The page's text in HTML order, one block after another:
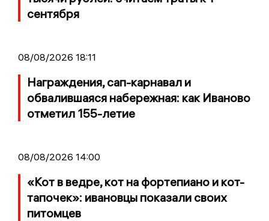
сентября
08/08/2026 18:11
Награждения, сап-карнавал и
обвалившаяся набережная: как Иваново
отметил 155-летие
08/08/2026 14:00
«Кот в ведре, кот на фортепиано и кот-
тапочек»: ивановцы показали своих
питомцев